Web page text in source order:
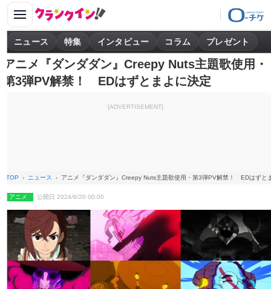
ニュース 特集 インタビュー コラム プレゼント
アニメ『ダンダダン』Creepy Nuts主題歌使用・
第3弾PV解禁！ EDはずとまよに決定
[ADVERTISEMENT]
TOP ニュース アニメ『ダンダダン』Creepy Nuts主題歌使用・第3弾PV解禁！ EDはずと
アニメ 公開日 2024/8/20 00:00